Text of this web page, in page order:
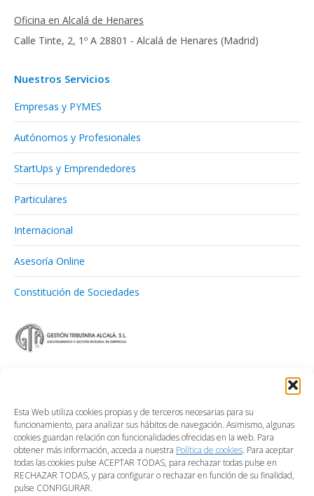
Esta Web utiliza cookies propias y de terceros necesarias para su
funcionamiento, para analizar sus hábitos de navegación. Asimismo, algunas
cookies guardan relación con funcionalidades ofrecidas en la web. Para
obtener más información, acceda a nuestra Política de cookies. Para aceptar
todas las cookies pulse ACEPTAR TODAS, para rechazar todas pulse en
RECHAZAR TODAS, y para configurar o rechazar en función de su finalidad,
pulse CONFIGURAR.
Oficina en Alcalá de Henares
Calle Tinte, 2, 1º A 28801 - Alcalá de Henares (Madrid)
Nuestros Servicios
Empresas y PYMES
Autónomos y Profesionales
StartUps y Emprendedores
Particulares
Internacional
Asesoría Online
Constitución de Sociedades